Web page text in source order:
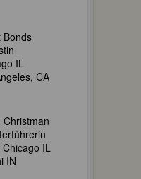
Bonds
IL
CA
Christman
IL
IN